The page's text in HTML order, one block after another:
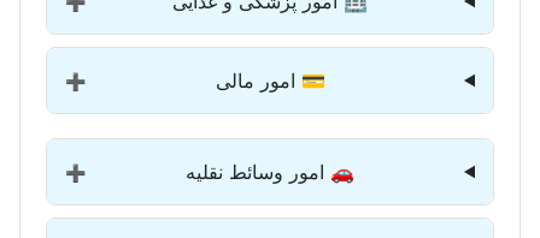
💳 امور مالی ➕
🚗 امور وسائط نقلیه ➕